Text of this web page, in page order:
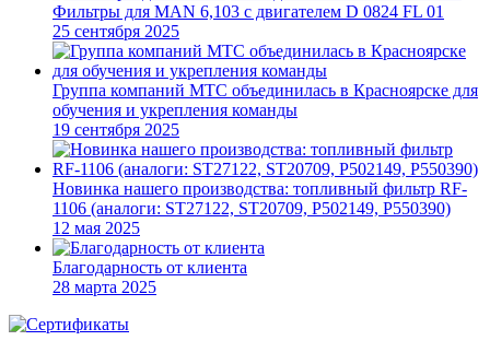
Фильтры для MAN 6,103 c двигателем D 0824 FL 01
25 сентября 2025
Группа компаний МТС объединилась в Красноярске для
обучения и укрепления команды
19 сентября 2025
Новинка нашего производства: топливный фильтр RF-
1106 (аналоги: ST27122, ST20709, P502149, P550390)
12 мая 2025
Благодарность от клиента
28 марта 2025